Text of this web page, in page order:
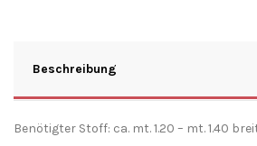
Beschreibung
Benötigter Stoff: ca. mt. 1.20 – mt. 1.40